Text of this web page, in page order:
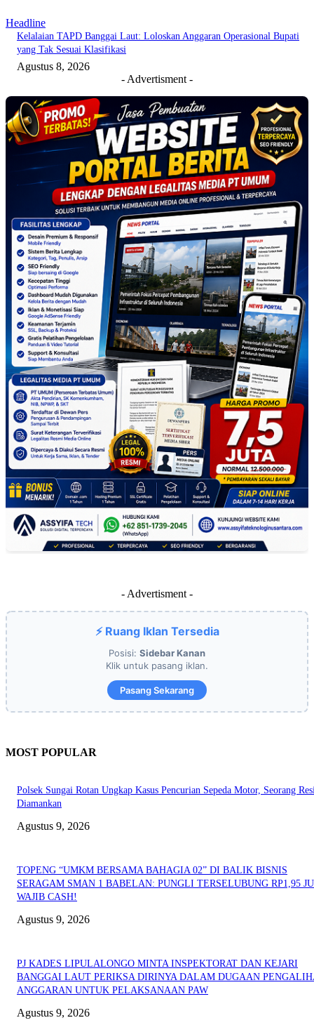
Headline
Kelalaian TAPD Banggai Laut: Loloskan Anggaran Operasional Bupati
yang Tak Sesuai Klasifikasi
Agustus 8, 2026
- Advertisment -
- Advertisment -
⚡ Ruang Iklan Tersedia
Posisi: Sidebar Kanan
Klik untuk pasang iklan.
Pasang Sekarang
MOST POPULAR
Polsek Sungai Rotan Ungkap Kasus Pencurian Sepeda Motor, Seorang
Diamankan
Agustus 9, 2026
TOPENG “UMKM BERSAMA BAHAGIA 02” DI BALIK BISNIS
SERAGAM SMAN 1 BABELAN: PUNGLI TERSELUBUNG RP1,95
WAJIB CASH!
Agustus 9, 2026
PJ KADES LIPULALONGO MINTA INSPEKTORAT DAN KEJARI
BANGGAI LAUT PERIKSA DIRINYA DALAM DUGAAN
ANGGARAN UNTUK PELAKSANAAN PAW
Agustus 9, 2026